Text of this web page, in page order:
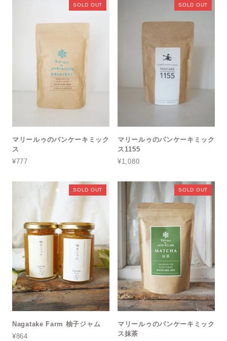
SOLD OUT
マリールゥのパンケーキミック
ス
¥777
SOLD OUT
マリールゥのパンケーキミック
ス1155
¥1,080
SOLD OUT
Nagatake Farm 柚子ジャム
¥864
SOLD OUT
マリールゥのパンケーキミック
ス抹茶